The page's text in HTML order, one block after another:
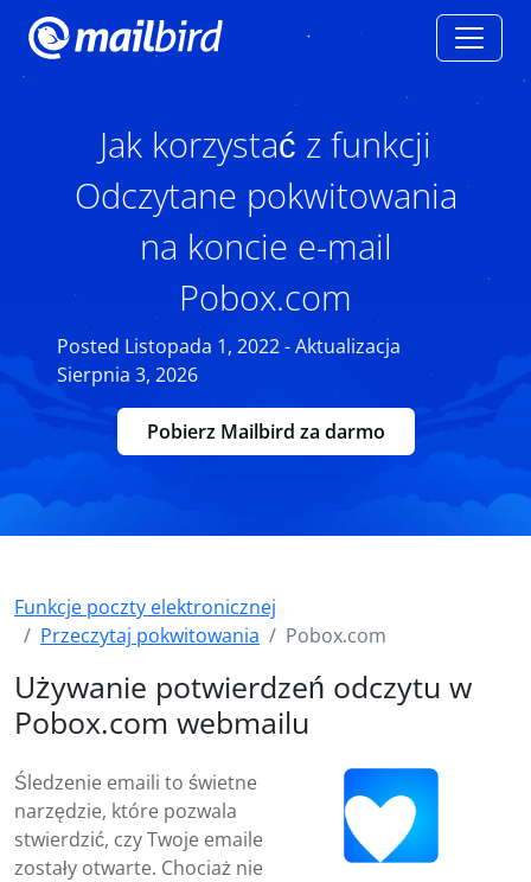
Jak korzystać z funkcji
Odczytane pokwitowania
na koncie e-mail
Pobox.com
Posted Listopada 1, 2022 - Aktualizacja
Sierpnia 3, 2026
Pobierz Mailbird za darmo
Funkcje poczty elektronicznej
Przeczytaj pokwitowania
Pobox.com
Używanie potwierdzeń odczytu w
Pobox.com webmailu
Śledzenie emaili to świetne
narzędzie, które pozwala
stwierdzić, czy Twoje emaile
zostały otwarte. Chociaż nie